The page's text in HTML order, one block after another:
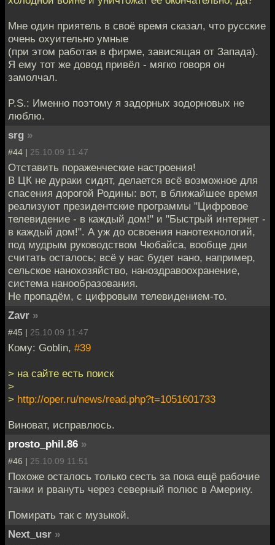
Мне один приятель в своё время сказал, что русские
очень охуительно умные
(при этом работая в фирме, зависящая от Запада).
Я ему тот же довод привёл - мягко говоря он
замолчал.
P.S.: Именно поэтому я задорных зодорновых не
люблю.
srg »
#44 | 25.10.09 11:47
Отставить пораженческие настроения!
В ЦК не дураки сидят, делается всё возможное для
спасения дорогой Родины: вот, в ближайшее время
реализуют президентские программы "Цифровое
телевидение - в каждый дом!" и "Быстрый интернет -
в каждый дом!". А уж до освоения нанотехнологий,
под мудрым руководством Чюбайса, вообще дни
считать осталось; всё у нас будет нано, например,
сельское нанохозяйство, наноздравоохранение,
система нанообразования.
Не пропадём, с цифровым телевидением-то.
Zavr »
#45 | 25.10.09 11:47
Кому: Goblin, #39
> на сайте есть поиск
>
> http://oper.ru/news/read.php?t=1051601733
Виноват, исправлюсь.
prosto_phil.86 »
#46 | 25.10.09 11:51
Похоже осталось только сесть за пока ещё рабочие
танки и рвануть через северный полюс в Америку.
Помирать так с музыкой.
Next_usr »